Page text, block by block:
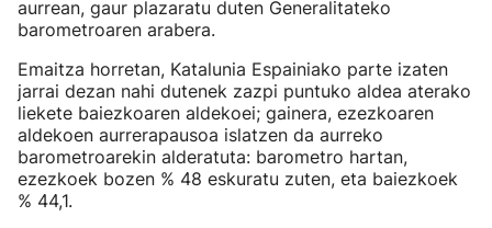
aurrean, gaur plazaratu duten Generalitateko
barometroaren arabera.
Emaitza horretan, Katalunia Espainiako parte izaten
jarrai dezan nahi dutenek zazpi puntuko aldea aterako
liekete baiezkoaren aldekoei; gainera, ezezkoaren
aldekoen aurrerapausoa islatzen da aurreko
barometroarekin alderatuta: barometro hartan,
ezezkoek bozen % 48 eskuratu zuten, eta baiezkoek
% 44,1.